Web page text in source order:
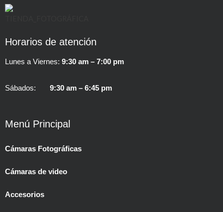
Horarios de atención
Lunes a Viernes: 9:30 am – 7:00 pm
Sábados: 9:30 am – 6:45 pm
Menú Principal
Cámaras Fotográficas
Cámaras de video
Accesorios